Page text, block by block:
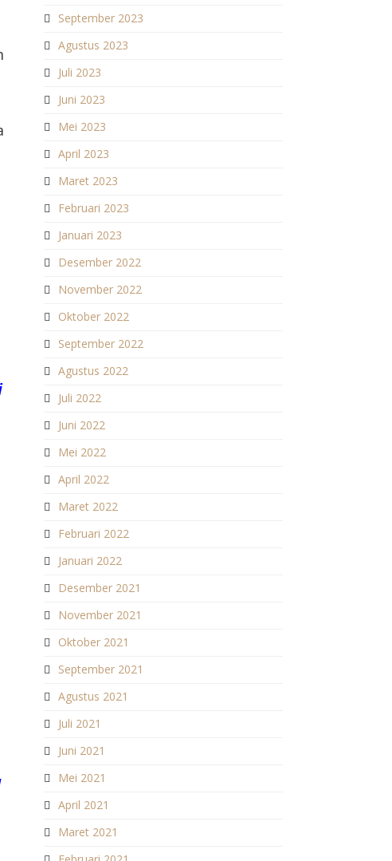
September 2023
Agustus 2023
Juli 2023
Juni 2023
Mei 2023
April 2023
Maret 2023
Februari 2023
Januari 2023
Desember 2022
November 2022
Oktober 2022
September 2022
Agustus 2022
Juli 2022
Juni 2022
Mei 2022
April 2022
Maret 2022
Februari 2022
Januari 2022
Desember 2021
November 2021
Oktober 2021
September 2021
Agustus 2021
Juli 2021
Juni 2021
Mei 2021
April 2021
Maret 2021